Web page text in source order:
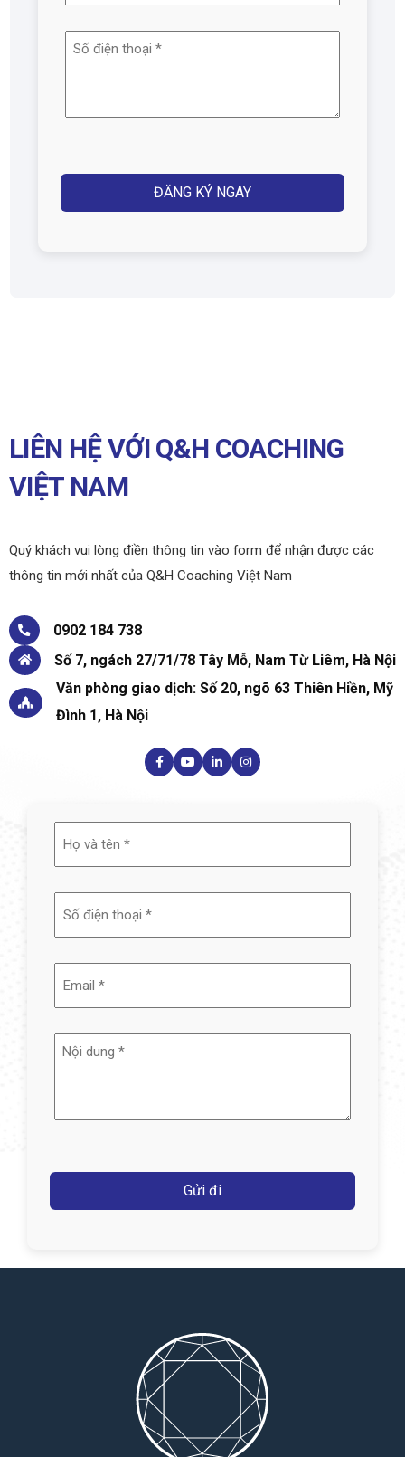
email
(Required)
Số
LIÊN HỆ VỚI Q&H COACHING
VIỆT NAM
Quý khách vui lòng điền thông tin vào form để nhận được các
thông tin mới nhất của Q&H Coaching Việt Nam
0902 184 738
Số 7, ngách 27/71/78 Tây Mỗ, Nam Từ Liêm, Hà Nội
Văn phòng giao dịch: Số 20, ngõ 63 Thiên Hiền, Mỹ
Đình 1, Hà Nội
tên
(Required)
Nội